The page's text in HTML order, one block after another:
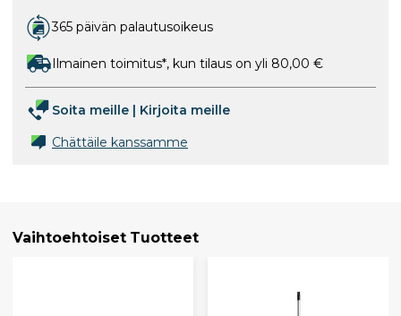
365 päivän palautusoikeus
Ilmainen toimitus*, kun tilaus on yli 80,00 €
Soita meille | Kirjoita meille
Chättäile kanssamme
Vaihtoehtoiset Tuotteet